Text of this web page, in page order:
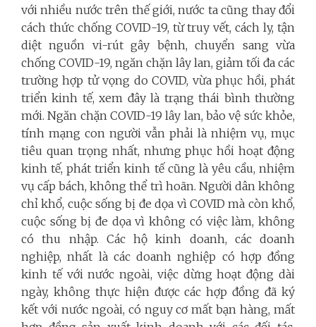
với nhiều nước trên thế giới, nước ta cũng thay đổi
cách thức chống COVID-19, từ truy vết, cách ly, tận
diệt nguồn vi-rút gây bệnh, chuyển sang vừa
chống COVID-19, ngăn chặn lây lan, giảm tối đa các
trường hợp tử vọng do COVID, vừa phục hồi, phát
triển kinh tế, xem đây là trạng thái bình thường
mới. Ngăn chặn COVID-19 lây lan, bảo vệ sức khỏe,
tính mạng con người vẫn phải là nhiệm vụ, mục
tiêu quan trọng nhất, nhưng phục hồi hoạt động
kinh tế, phát triển kinh tế cũng là yêu cầu, nhiệm
vụ cấp bách, không thể trì hoãn. Người dân không
chỉ khổ, cuộc sống bị đe dọa vì COVID mà còn khổ,
cuộc sống bị đe dọa vì không có việc làm, không
có thu nhập. Các hộ kinh doanh, các doanh
nghiệp, nhất là các doanh nghiệp có hợp đồng
kinh tế với nước ngoài, việc dừng hoạt động dài
ngày, không thực hiện được các hợp đồng đã ký
kết với nước ngoài, có nguy cơ mất bạn hàng, mất